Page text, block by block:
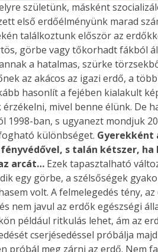
születünk, másként
első erdőélményünk marad
találkoztunk először az
görbe vagy tőkorhadt fákból
a hatalmas, szürke
az akácos az igazi erdő, a
hasonlít a fejében kialakult
mivel benne élünk. De
1998-ban, s ugyanezt mondjuk
különbséget.
s talán kétszer,
arcát… Ezek tapasztalható
egy görbe, a szélsőségek
volt. A felmelegedés tény,
nem javul az erdők egészségi
például ritkulás lehet, ám az
cserjésedéssel próbálja
próbál meg zárni az erdő. Nem